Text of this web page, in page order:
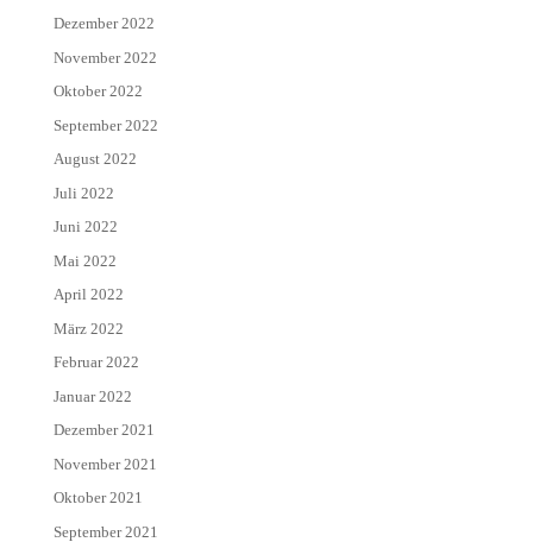
Dezember 2022
November 2022
Oktober 2022
September 2022
August 2022
Juli 2022
Juni 2022
Mai 2022
April 2022
März 2022
Februar 2022
Januar 2022
Dezember 2021
November 2021
Oktober 2021
September 2021